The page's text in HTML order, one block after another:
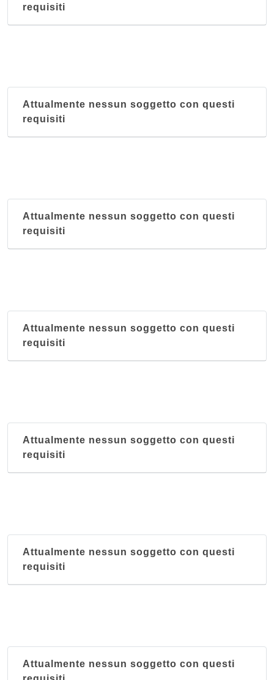
requisiti
Attualmente nessun soggetto con questi
requisiti
Attualmente nessun soggetto con questi
requisiti
Attualmente nessun soggetto con questi
requisiti
Attualmente nessun soggetto con questi
requisiti
Attualmente nessun soggetto con questi
requisiti
Attualmente nessun soggetto con questi